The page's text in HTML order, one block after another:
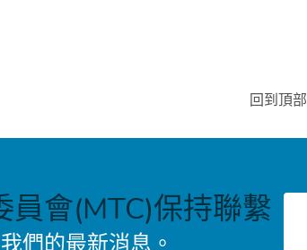
回到頂部
員會(MTC)保持聯繫
們的最新消息。
電